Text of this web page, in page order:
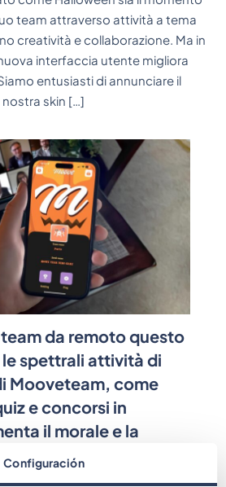
team attraverso attività a tema
creatività e collaborazione. Ma in
interfaccia utente migliora
entusiasti di annunciare il
skin […]
da remoto questo
spettrali attività di
Mooveteam, come
e concorsi in
il morale e la
Configuración